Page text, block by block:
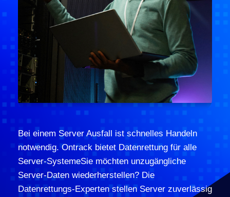
Bei einem Server Ausfall ist schnelles Handeln
notwendig. Ontrack bietet Datenrettung für alle
Server-SystemeSie möchten unzugängliche
Server-Daten wiederherstellen? Die
Datenrettungs-Experten stellen Server zuverlässig